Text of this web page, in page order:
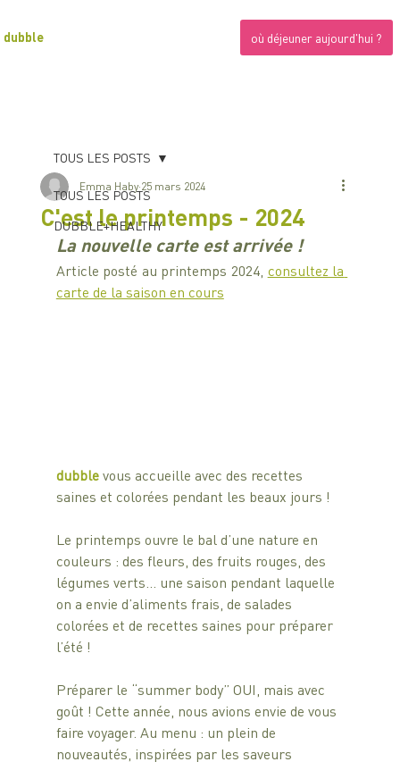
où déjeuner aujourd'hui ?
dubble
TOUS LES POSTS
DUBBLE+HEALTHY
TOUS LES POSTS
C'est le printemps - 2024
Emma Haby 25 mars 2024
La nouvelle carte est arrivée !
Article posté au printemps 2024, consultez la
carte de la saison en cours
dubble vous accueille avec des recettes
saines et colorées pendant les beaux jours !
Le printemps ouvre le bal d’une nature en
couleurs : des fleurs, des fruits rouges, des
légumes verts… une saison pendant laquelle
on a envie d’aliments frais, de salades
colorées et de recettes saines pour préparer
l’été !
Préparer le “summer body” OUI, mais avec
goût ! Cette année, nous avions envie de vous
faire voyager. Au menu : un plein de
nouveautés, inspirées par les saveurs